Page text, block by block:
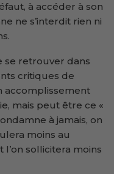
à accéder à son
ne s’interdit rien ni
se retrouver dans
critiques de
accomplissement
mais peut être ce «
à jamais, on
moins au
sollicitera moins